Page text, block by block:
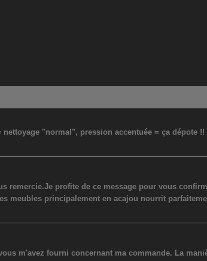
"normal", pression accentuée = ça dépote
remercie.Je profite de ce message pour vous
meubles principalement en acajou nourrit
m'avez fourni concernant ma commande. La